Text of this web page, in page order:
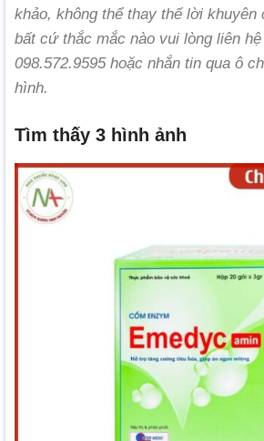
khảo, không thể thay thế lời khuyên
bất cứ thắc mắc nào vui lòng liên
098.572.9595 hoặc nhắn tin qua ô
hình.
Tìm thấy 3 hình ảnh